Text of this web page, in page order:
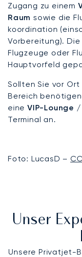
Zugang zu einem
Raum sowie die
koordination
Vorbereitung).
Flugzeuge oder
Hauptvorfeld
Sollten Sie vor
Bereich
eine VIP-Lounge
Terminal an.
Foto: LucasD –
Unser
Unsere Privatjet-